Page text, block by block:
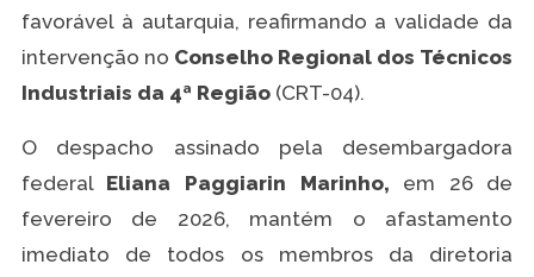
favorável à autarquia, reafirmando a validade da
intervenção no Conselho Regional dos Técnicos
Industriais da 4ª Região(CRT-04).
O despacho assinado pela desembargadora
federal Eliana Paggiarin Marinho, em 26 de
fevereiro de 2026, mantém o afastamento
imediato de todos os membros da diretoria